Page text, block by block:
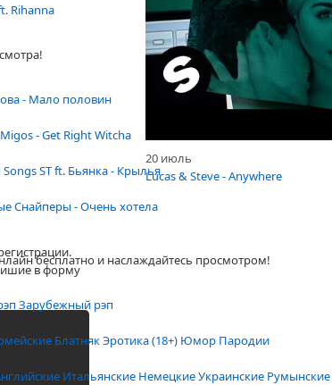
Rihanna
- Мало половин
Migos - Get Right Witcha
SongsST ft. Бьянка - Крылья
Снайперы - Очень хотела
бесплатно и наслаждайтесь просмотром!
Зарубежный рэп
БлатнякЭротика (18+) Юмор Пародии
Итальянские НемецкиеУкраинские Румынские
в форму
20 июль
Lucas & Steve - Anywhere